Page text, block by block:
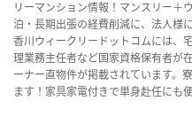
リーマンション情報！マンスリー＋
泊・長期出張の経費削減に、法人様
香川ウィークリードットコムには、
理業務主任者など国家資格保有者が
ーナー直物件が掲載されています。
ます！家具家電付きで単身赴任にも便